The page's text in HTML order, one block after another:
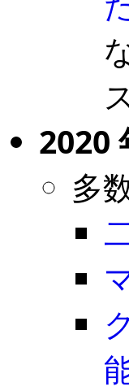
2020
多